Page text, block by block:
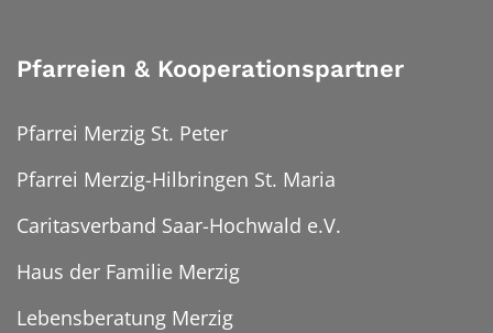
Pfarreien & Kooperationspartner
Pfarrei Merzig St. Peter
Pfarrei Merzig-Hilbringen St. Maria
Caritasverband Saar-Hochwald e.V.
Haus der Familie Merzig
Lebensberatung Merzig